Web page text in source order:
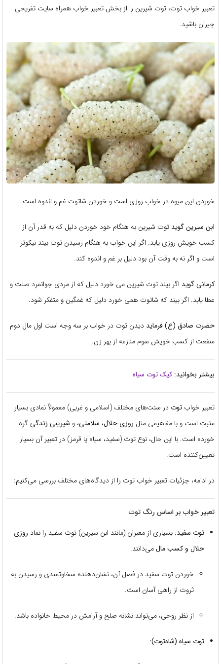
تعبیر خواب توت، توت شیرین را از بخش تعبیر خواب همراه سایت تفریحی
جیران باشید.
خوردن این میوه در خواب روزی است و خوردن شاتوت غم و اندوه است.
ابن سیرین گوید توت شیرین به هنگام خود خوردن دلیل که به قدر آن از
کسب خویش روزی یابد. اگر این خواب به هنگام رسیدن توت بیند نیکوتر
است و اگر نه به وقت آن بود دلیل بر غم و اندوه کند.
کرمانی گوید اگر بیند توت شیرین می خورد دلیل که از مردی جوانمرد صلت و
عطا یابد. اگر بیند که شاتوت همی خورد دلیل که غمگین و متفکر شود.
حضرت صادق (ع) فرماید دیدن توت در خواب بر سه وجه است اول مال دوم
منفعت از کسب خویش سوم منازعه از بهر زن.
بیشتر بخوانید: کیک توت سیاه
تعبیر خواب توت در سنت‌های مختلف (اسلامی و غربی) معمولاً نمادی بسیار
مثبت است و با مفاهیمی مثل روزی حلال، سلامتی، و شیرینی زندگیگره
خورده است. با این حال، نوع توت (سفید، سیاه یا قرمز) در تعبیر آن بسیار
تعیین‌کننده است.
در ادامه، جزئیات تعبیر خواب توت را از دیدگاه‌های مختلف بررسی می‌کنیم:
تعبیر خواب بر اساس رنگ توت
توت سفید: بسیاری از معبران (مانند ابن سیرین) توت سفید را نماد روزی
حلال و کسب مالمی‌دانند.
خوردن توت سفید در فصل آن، نشان‌دهنده سخاوتمندی و رسیدن به
ثروت از راهی آسان است.
از نظر روحی، می‌تواند نشانه صلح و آرامش در محیط خانواده باشد.
توت سیاه (شاه‌توت):